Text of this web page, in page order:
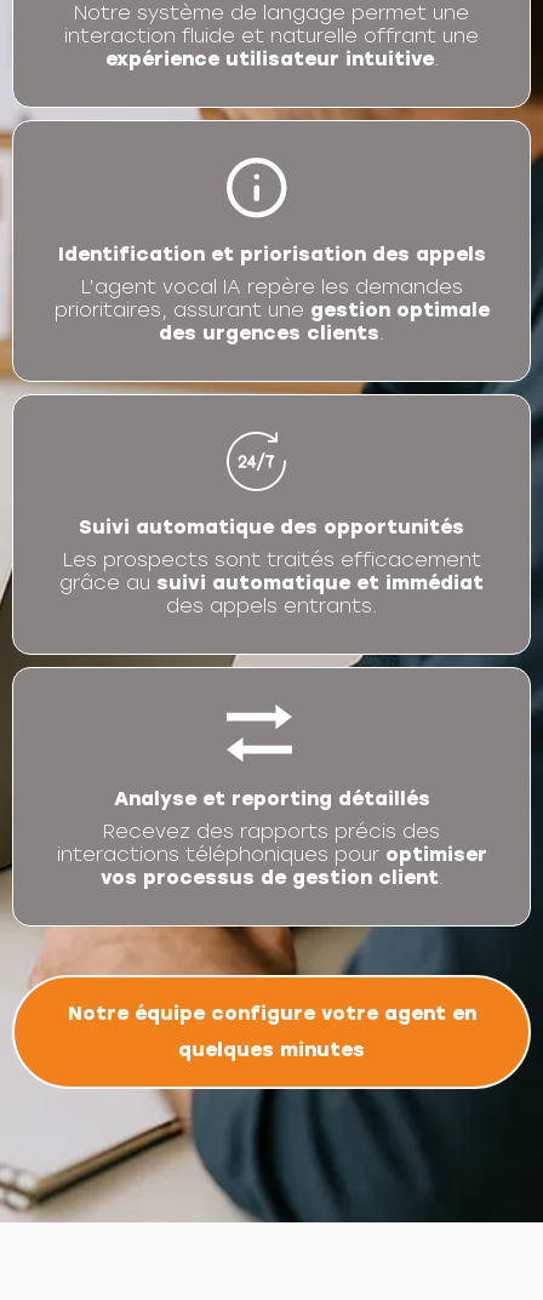
Notre système de langage permet une
interaction fluide et naturelle offrant une
expérience utilisateur intuitive.
Identification et priorisation des appels
L’agent vocal IA repère les demandes
prioritaires, assurant une gestion optimale
des urgences clients.
Suivi automatique des opportunités
Les prospects sont traités efficacement
grâce au suivi automatique et immédiat
des appels entrants.
Analyse et reporting détaillés
Recevez des rapports précis des
interactions téléphoniques pour optimiser
vos processus de gestion client.
Notre équipe configure votre agent en
quelques minutes